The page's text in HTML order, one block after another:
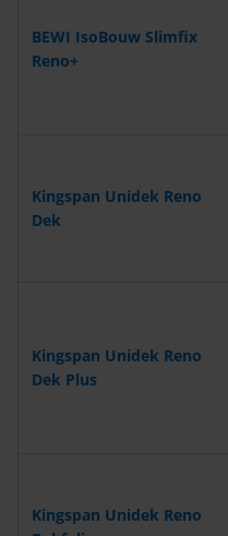
BEWI IsoBouw Slimfix
Reno+
Kingspan Unidek Reno
Dek
Kingspan Unidek Reno
Dek Plus
Kingspan Unidek Reno